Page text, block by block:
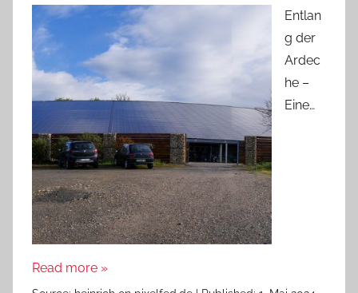
Entlan
g der
Ardec
he –
Eine…
Read more »